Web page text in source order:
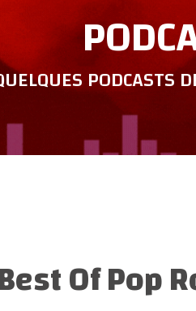
PODCASTS
Of Pop